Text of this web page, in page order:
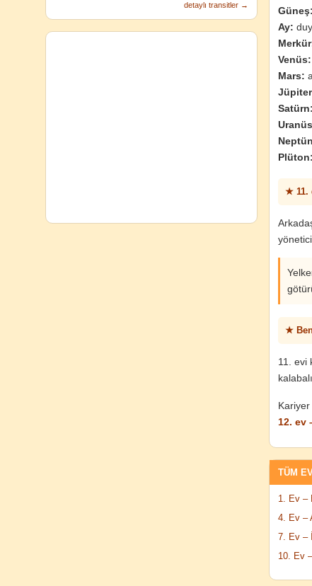
detaylı transitler → Güneş:
Ay:
Venüs:
Mars:
Satürn:
Plüton:
★ 11.
★
11. evi
Kariyer
12. ev
TÜM
1. Ev –
4. Ev –
7. Ev –
10. Ev